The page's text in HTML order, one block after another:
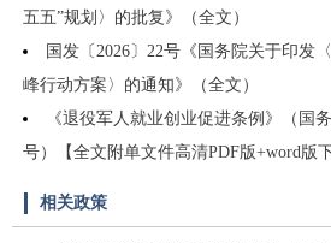
五五”规划〉的批复》（全文）
国发〔2026〕22号《国务院关于印发
峰行动方案〉的通知》（全文）
《退役军人就业创业促进条例》（国
号）【全文附单文件高清PDF版+word版下
相关政策